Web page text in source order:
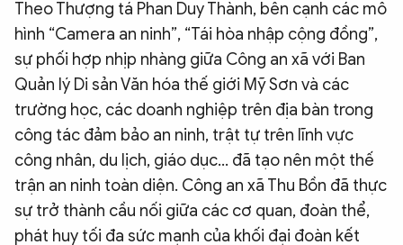
Theo Thượng tá Phan Duy Thành, bên cạnh các mô
hình “Camera an ninh”, “Tái hòa nhập cộng đồng”,
sự phối hợp nhịp nhàng giữa Công an xã với Ban
Quản lý Di sản Văn hóa thế giới Mỹ Sơn và các
trường học, các doanh nghiệp trên địa bàn trong
công tác đảm bảo an ninh, trật tự trên lĩnh vực
công nhân, du lịch, giáo dục... đã tạo nên một thế
trận an ninh toàn diện. Công an xã Thu Bồn đã thực
sự trở thành cầu nối giữa các cơ quan, đoàn thể,
phát huy tối đa sức mạnh của khối đại đoàn kết